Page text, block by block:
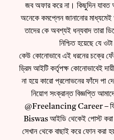
জব অফার করে না। কিছুদিন যাবত
অনেকে কমপ্লেন জানানোর মাধ্যমেই
তাদের কে অবশ্যই ধন্যবাদ তারা
নিশ্চিত হয়েছে যে
কেউ কোনোভাবে এই ধরনের চক্রে
ড্রিম আইটি কর্তৃপক্ষ কোনোভাবেই
না হয়ে কারো প্রলোভনের ফাঁদে পা
নিয়োগ সংক্রান্ত বিজ্ঞপ্তি
@Freelancing Career –
Biswas আইডি থেকেই পোস্ট করা
সেখান থেকে বাছাই করে ফোন